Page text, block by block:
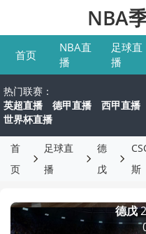
NBA
首页
NBA直
播
足球直
播
热门联赛：
英超直播
德甲直播 西甲直播
世界杯直播
首
页
足球直
播
德
戊
斯
德戊